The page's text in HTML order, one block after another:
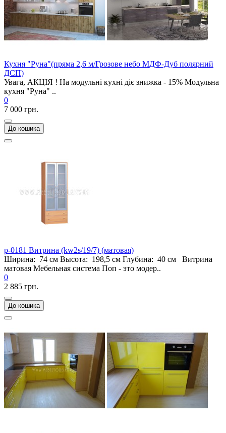
Кухня "Руна"(пряма 2,6 м/Грозове небо МДФ-Дуб полярний
ДСП)
Увага, АКЦІЯ ! На модульні кухні діє знижка - 15% Модульна
кухня "Руна" ..
0
7 000 грн.
До кошика
p-0181 Витрина (kw2s/19/7) (матовая)
Ширина: 74 см Высота: 198,5 см Глубина: 40 см Витрина
матовая Мебельная система Поп - это модер..
0
2 885 грн.
До кошика